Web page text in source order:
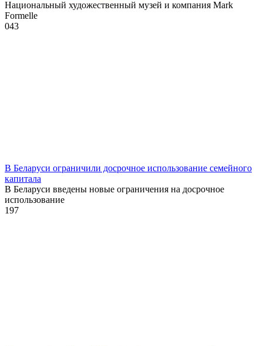
Национальный художественный музей и компания Mark
Formelle
043
В Беларуси ограничили досрочное использование семейного
капитала
В Беларуси введены новые ограничения на досрочное
использование
197